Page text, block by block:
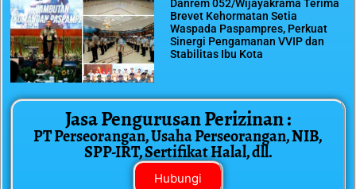
Danrem 052/Wijayakrama Terima
Brevet Kehormatan Setia
Waspada Paspampres, Perkuat
Sinergi Pengamanan VVIP dan
Stabilitas Ibu Kota
Jasa Pengurusan Perizinan :
PT Perseorangan, Usaha Perseorangan, NIB,
SPP-IRT, Sertifikat Halal, dll.
Hubungi